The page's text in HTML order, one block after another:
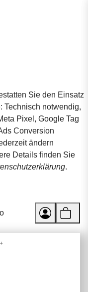
Sie den Einsatz
Technisch notwendig,
Pixel, Google Tag
Conversion
ändern
Details finden Sie
.